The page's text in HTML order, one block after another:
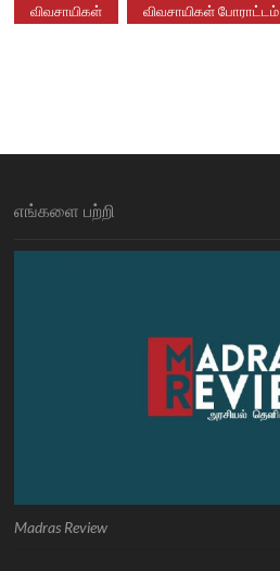
விவசாயிகள் விவசாயிகள் போராட்டம்
எங்களை பற்றி
Madras Review